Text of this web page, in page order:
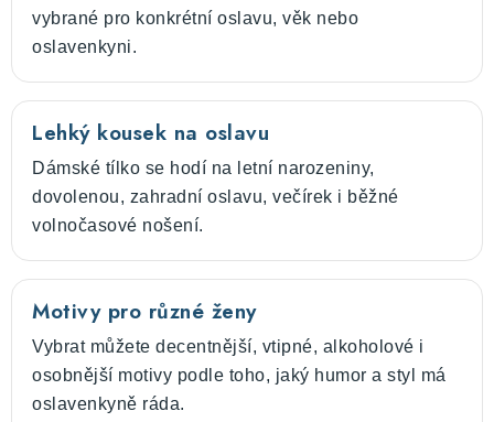
vybrané pro konkrétní oslavu, věk nebo
oslavenkyni.
Lehký kousek na oslavu
Dámské tílko se hodí na letní narozeniny,
dovolenou, zahradní oslavu, večírek i běžné
volnočasové nošení.
Motivy pro různé ženy
Vybrat můžete decentnější, vtipné, alkoholové i
osobnější motivy podle toho, jaký humor a styl má
oslavenkyně ráda.